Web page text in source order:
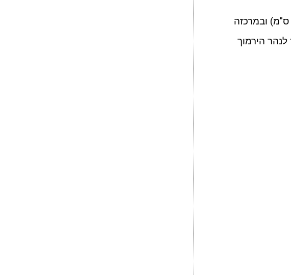
שטח הביצה 763 דונם, חלקה יבש ובוצי אחרי הגשם, חלקה מים נמוכים (עד 30 ס"מ) ובמרכזה
הירמוך